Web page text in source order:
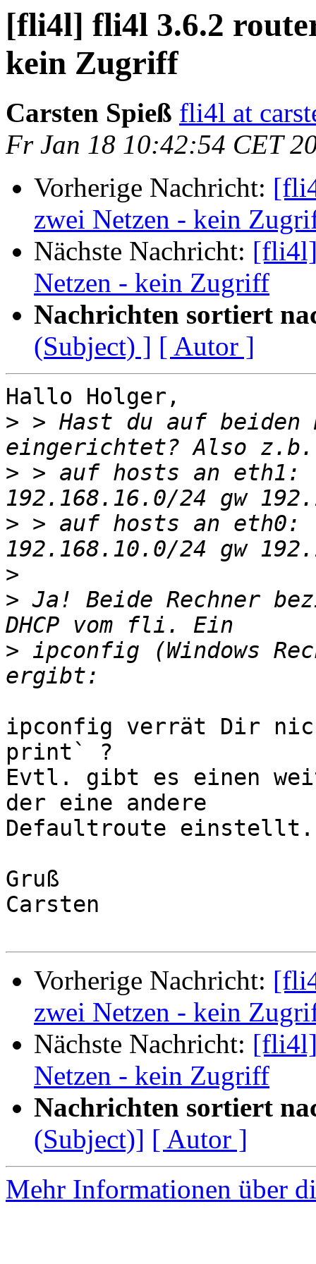
[fli4l] fli4l 3.6.2
kein Zugriff
Carsten Spieß fli4l at
Fr Jan 18 10:42:54 CET
Vorherige Nachricht:
zwei Netzen - kein
Nächste Nachricht: [fli4l]
Netzen - kein Zugriff
Nachrichten sortiert
(Subject) ] [ Autor ]
Hallo Holger,
> > Hast du auf beiden
> > auf hosts an eth1:
> > auf hosts an eth0:
>
> Ja! Beide Rechner
> ipconfig (Windows
ipconfig verrät Dir
print` ?
Evtl. gibt es einen
der eine andere
Defaultroute einstellt.
Gruß
Carsten
Vorherige Nachricht:
zwei Netzen - kein
Nächste Nachricht: [fli4l]
Netzen - kein Zugriff
Nachrichten sortiert
(Subject)] [ Autor ]
Mehr Informationen über